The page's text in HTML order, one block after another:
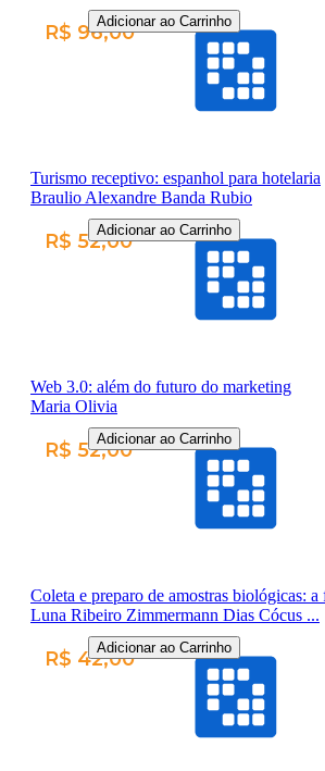
R$ 96,00Adicionar ao Carrinho
Turismo receptivo: espanhol para hotelaria
Braulio Alexandre Banda Rubio
R$ 52,00Adicionar ao Carrinho
Web 3.0: além do futuro do marketing
Maria Olivia
R$ 52,00Adicionar ao Carrinho
Coleta e preparo de amostras biológicas: a
Luna Ribeiro Zimmermann Dias Cócus ...
R$ 42,00Adicionar ao Carrinho